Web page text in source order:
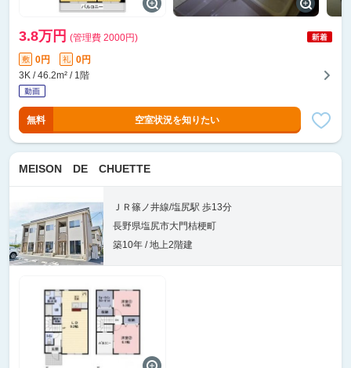
3.8万円 (管理費 2000円)
敷 0円 礼
0円
3K / 46.2m² / 1階
無料 空室状況を知りたい
MEISON DE CHUETTE
ＪＲ篠ノ井線/塩尻駅 歩13分
長野県塩尻市大門桔梗町
築10年 / 地上2階建